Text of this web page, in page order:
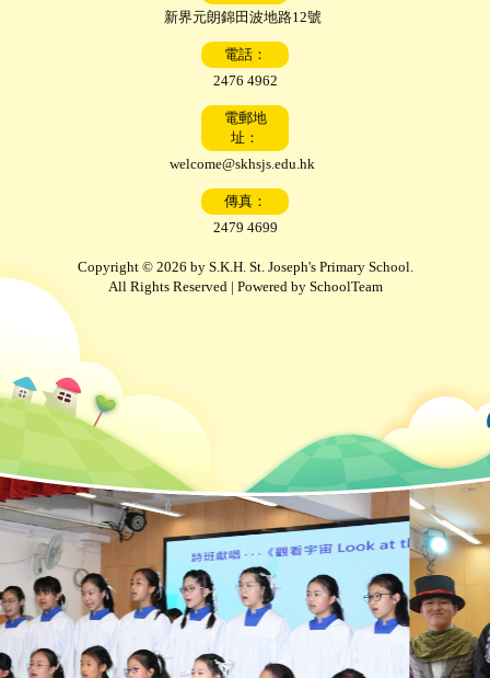
新界元朗錦田波地路12號
電話：
2476 4962
電郵地
址：
welcome@skhsjs.edu.hk
傳真：
2479 4699
Copyright © 2026 by S.K.H. St. Joseph's Primary School.
All Rights Reserved | Powered by SchoolTeam